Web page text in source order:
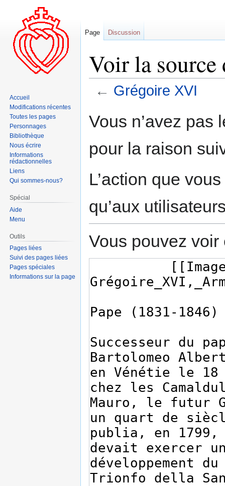
Voir la
← Grégoire XVI
à
navigation
à
recherche
Vous n’avez pas
pour la raison
L’action que
qu’aux
Vous pouvez
Page Discussion
Accueil
Modifications récentes
Toutes les pages
Personnages
Bibliothèque
Nous écrire
Informations
rédactionnelles
Liens
Qui sommes-nous?
Spécial
Aide
Menu
Outils
Pages liées
Suivi des pages liées
Pages spéciales
Informations sur la page